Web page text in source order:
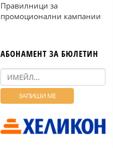
Правилници за
промоционални кампании
АБОНАМЕНТ ЗА БЮЛЕТИН